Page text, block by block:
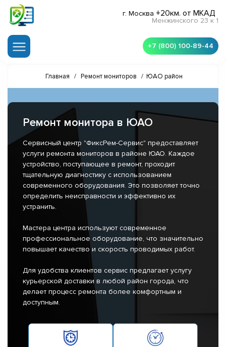
г. Москва +20км. от МКАД
Менжинского 23 к 1
+7 (800) 100-89-44
Главная / Ремонт мониторов / ЮАО район
Ремонт монитора в ЮАО
Сервисный центр "ФиксРем-Сервис" предоставляет
услуги ремонта мониторов в районе ЮАО. Каждое
устройство, поступающее в ремонт, проходит
тщательную диагностику с использованием
современного оборудования. Это позволяет точно
определить неисправности и эффективно их
устранить.
Мастера центра используют современное
профессиональное оборудование, что значительно
повышает качество и скорость проводимых работ.
Для удобства клиентов сервис предлагает услугу
курьерской доставки в любой район города, что
делает процесс ремонта более комфортным и
доступным.